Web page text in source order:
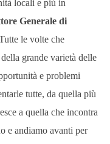
locali e più in
Generale di
le volte che
grande varietà delle
e problemi
tutte, da quella più
a quella che incontra
e andiamo avanti per